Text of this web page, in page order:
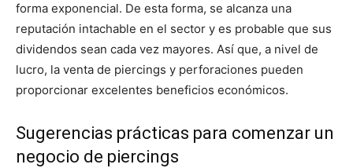
forma exponencial. De esta forma, se alcanza una
reputación intachable en el sector y es probable que sus
dividendos sean cada vez mayores. Así que, a nivel de
lucro, la venta de piercings y perforaciones pueden
proporcionar excelentes beneficios económicos.
Sugerencias prácticas para comenzar un
negocio de piercings